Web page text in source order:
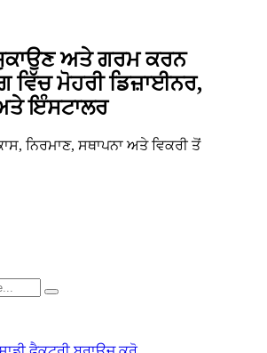
ਅਤੇ ਗਰਮ ਕਰਨ
ਵਿੱਚ ਮੋਹਰੀ ਡਿਜ਼ਾਈਨਰ,
ਇੰਸਟਾਲਰ
ਨਿਰਮਾਣ, ਸਥਾਪਨਾ ਅਤੇ ਵਿਕਰੀ ਤੋਂ